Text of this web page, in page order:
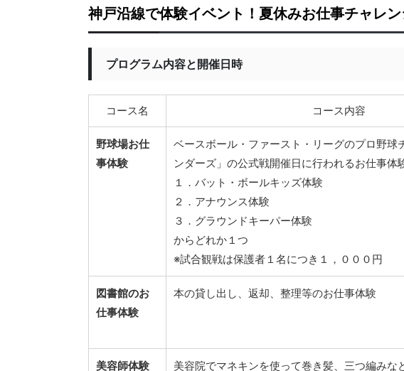
神戸沿線で体験イベント！夏休みお仕事チャレ
プログラム内容と開催日時
コース名 コース内容
野球場お仕
事体験
ベースボール・ファースト・リーグのプロ野球
ンダーズ」の公式戦開催日に行われるお仕事体
１．バット・ボールキッズ体験
２．アナウンス体験
３．グラウンドキーパー体験
からどれか１つ
※試合観戦は保護者１名につき１，０００円
図書館のお
仕事体験
本の貸し出し、返却、整理等のお仕事体験
美容師体験 美容院でマネキンを使って巻き髪、三つ編みな